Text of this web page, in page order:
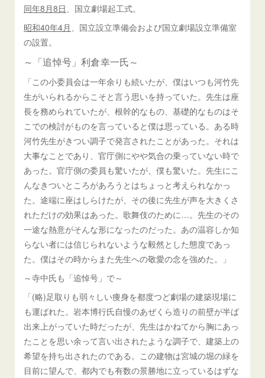
同年8月8日
、国立劇場起工式。
昭和40年4月
、国立設立準備会および国立劇場設立準備室
の設置。
～「追悼号」利倉幸一氏～
「この小委員会は一年余りも続いたが、僕はいつも河竹先
生がいられるからこそと言う思いを持っていた。先生は座
長を務められていたが、根幹的なもの、基礎的なものはそ
こでの検討がものを言っていると僕は思っている。ある時
河竹先生がきつい調子で発言されたことがあった。それは
大事なことであり、官庁側にやや気合の乗っていない時で
あった。官庁側の委員も驚いたが、僕も驚いた。先生にこ
んなきついところがあろうとはちょっと考えられなかっ
た。途端に座はしらけたが、その後に先生が声を大きくさ
れただけの効果はあった。歌舞伎のために…。先生のその
一途な熱意がそんな形になったのだった。あの温容しか知
らない者には信じられないような毅然とした態度であっ
た。僕はその時からまた先生への敬愛の念を強めた。」
～寺中氏も「追悼号」で～
「(略)足取りも弱々しい痩身を都度つど劇場の建築現場に
も運ばれた。岩本博行氏自慢のあぜくら造りの前壁が半ば
出来上がっていた時だったが、先生はかねてから胸にあっ
たことを思い余って言い出されたような調子で、建築上の
希望を持ち出されたのである。この建物は宮城の堀の緑を
目前に望んで、都内でも有数の景勝地に立っているはずな